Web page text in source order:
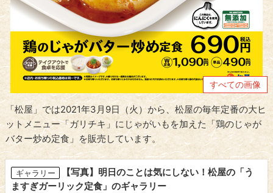
すべての画像
「松屋」では2021年3月9日（火）から、松屋の毎年定番の大ヒ
ットメニュー「ガリチキ」にじゃがいもを加えた「鶏のじゃが
バター炒め定食」を販売しています。
ギャラリー
【写真】明日のことは気にしない！松屋の「う
ますぎガーリック定食」のギャラリー